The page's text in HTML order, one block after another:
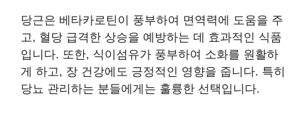
당근은 베타카로틴이 풍부하여 면역력에 도움을 주
고, 혈당 급격한 상승을 예방하는 데 효과적인 식품
입니다. 또한, 식이섬유가 풍부하여 소화를 원활하
게 하고, 장 건강에도 긍정적인 영향을 줍니다. 특히
당뇨 관리하는 분들에게는 훌륭한 선택입니다.